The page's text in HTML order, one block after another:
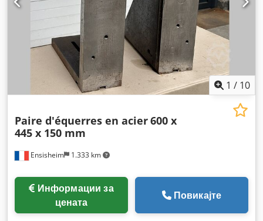
1 / 10
Ensisheim 1.333 km
Paire d'équerres en acier600 x
445 x 150 mm
цената
Повикајте